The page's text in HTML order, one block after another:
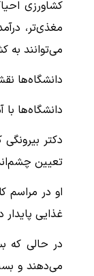
کشاورزی
مغذی‌تر،
می‌توانند به
دانشگاه‌ها
دانشگاه‌ها
دکتر
تعیین
او در مراسم
غذایی
در حالی که
می‌دهند و